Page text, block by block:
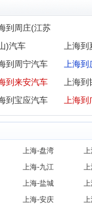
到周庄(江苏
)汽车
上海
到周宁汽车
上海
到来安汽车
上海
到宝应汽车 上海
上海-盘湾
上海-九江
上海-盐城
上海-安庆